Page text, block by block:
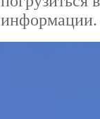
информации.